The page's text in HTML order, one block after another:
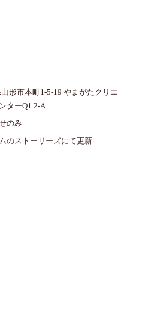
形市本町1-5-19 やまがたクリエ
ターQ1 2-A
のみ
のストーリーズにて更新